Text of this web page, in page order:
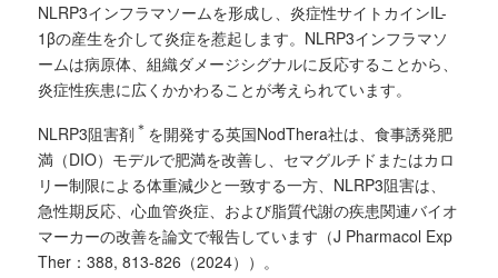
NLRP3インフラマソームを形成し、炎症性サイトカインIL-
1βの産生を介して炎症を惹起します。NLRP3インフラマソ
ームは病原体、組織ダメージシグナルに反応することから、
炎症性疾患に広くかかわることが考えられています。
NLRP3阻害剤＊ を開発する英国NodThera社は、食事誘発肥
満（DIO）モデルで肥満を改善し、セマグルチドまたはカロ
リー制限による体重減少と一致する一方、NLRP3阻害は、
急性期反応、心血管炎症、および脂質代謝の疾患関連バイオ
マーカーの改善を論文で報告しています（J Pharmacol Exp
Ther：388, 813-826（2024））。